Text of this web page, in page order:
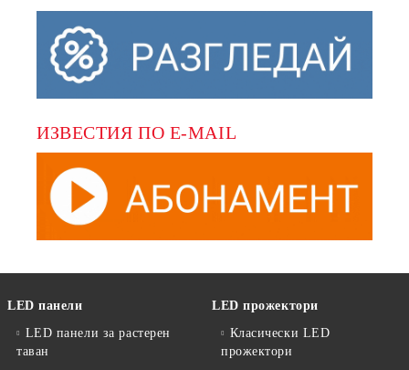
ИЗВЕСТИЯ ПО E-MAIL
LED панели
LED панели за растерен
таван
LED прожектори
Класически LED
прожектори